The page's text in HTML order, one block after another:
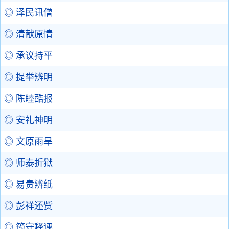
◎ 泽民讯僧
◎ 清献原情
◎ 承议持平
◎ 提举辨明
◎ 陈睦酷报
◎ 安礼神明
◎ 文原雨旱
◎ 师泰折狱
◎ 易贵辨纸
◎ 彭祥还赀